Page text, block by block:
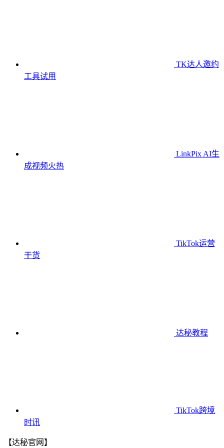
TK达人邀约
工具试用
LinkPix AI生
成视频火热
TikTok运营
干货
达秘教程
TikTok跨境
时讯
【达秘官网】